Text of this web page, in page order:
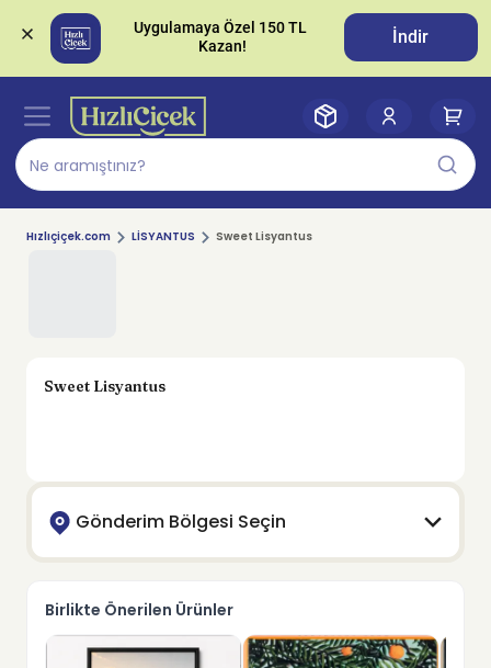
Uygulamaya Özel 150 TL
İndir
Hızlıçiçek.com LİSYANTUS Sweet Lisyantus
Sweet Lisyantus
Gönderim Bölgesi Seçin
Birlikte Önerilen Ürünler